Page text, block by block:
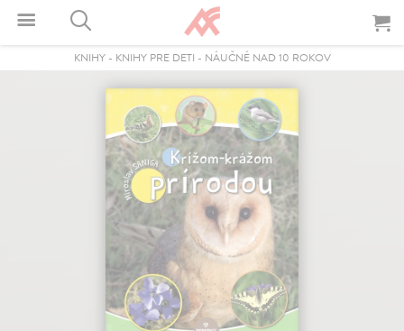
KNIHY- KNIHY PRE DETI - NÁUČNÉ NAD 10 ROKOV